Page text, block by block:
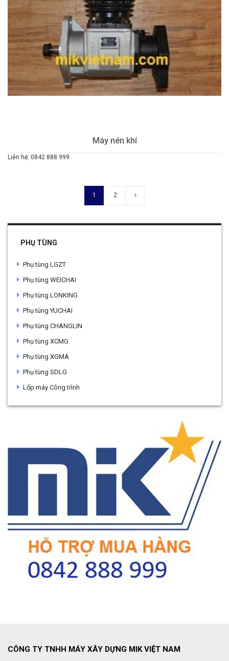
Máy nén khí
Liên hệ: 0842 888 999
1 2
PHỤ TÙNG
Phụ tùng LGZT
Phụ tùng WEICHAI
Phụ tùng LONKING
Phụ tùng YUCHAI
Phụ tùng CHANGLIN
Phụ tùng XCMG
Phụ tùng XGMA
Phụ tùng SDLG
Lốp máy Công trình
CÔNG TY TNHH MÁY XÂY DỰNG MIK VIỆT NAM